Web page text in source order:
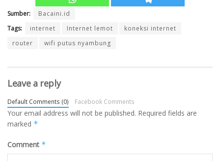
Sumber:
Bacaini.id
Tags:
internet Internet lemot
koneksi internet
router
wifi putus nyambung
Leave a reply
Default Comments (0) Facebook Comments
Your email address will not be published. Required fields are
marked *
Comment *